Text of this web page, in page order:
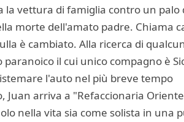
la vettura di famiglia contro un palo
morte dell'amato padre. Chiama
è cambiato. Alla ricerca di
il cui unico compagno è
l'auto nel più breve tempo
Juan arriva a "Refaccionaria
nella vita sia come solista in una